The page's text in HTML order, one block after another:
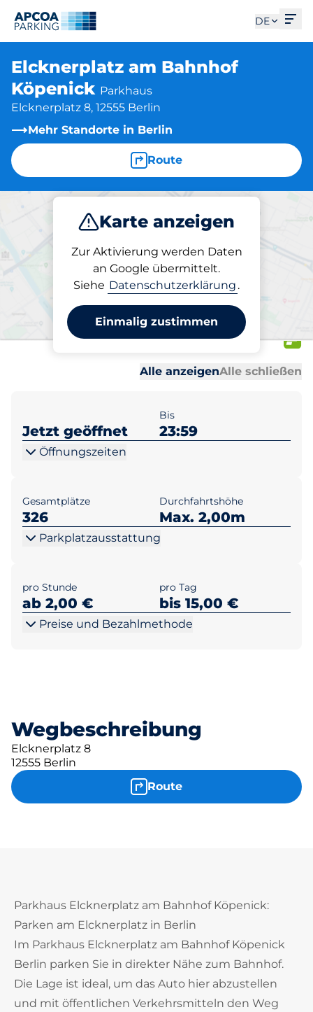
DE
Elcknerplatz am Bahnhof
Köpenick Parkhaus
Elcknerplatz 8, 12555 Berlin
Mehr Standorte in Berlin
Route
Karte anzeigen
Zur Aktivierung werden Daten
an Google übermittelt.
Siehe Datenschutzerklärung .
Einmalig zustimmen
Parken Laden
Parken am Standort
Elcknerplatz am Bahnhof
Köpenick
Alle anzeigenAlle schließen
Jetzt geöffnet
Bis
23:59
Öffnungszeiten
Gesamtplätze
326
Durchfahrtshöhe
Max. 2,00m
Parkplatzausstattung
pro Stunde
ab 2,00 €
pro Tag
bis 15,00 €
Preise und Bezahlmethode
Wegbeschreibung
Elcknerplatz 8
12555 Berlin
Route
Parkhaus Elcknerplatz am Bahnhof Köpenick:
Parken am Elcknerplatz in Berlin
Im Parkhaus Elcknerplatz am Bahnhof Köpenick
Berlin parken Sie in direkter Nähe zum Bahnhof.
Die Lage ist ideal, um das Auto hier abzustellen
und mit öffentlichen Verkehrsmitteln den Weg